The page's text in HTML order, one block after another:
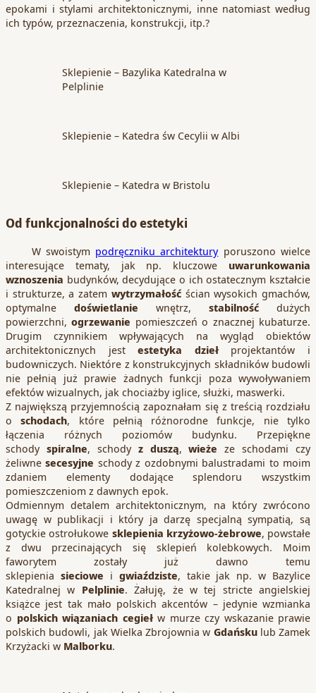
epokami i stylami architektonicznymi, inne natomiast według
ich typów, przeznaczenia, konstrukcji, itp.?
Sklepienie – Bazylika Katedralna w
Pelplinie
Sklepienie – Katedra św Cecylii w Albi
Sklepienie – Katedra w Bristolu
Od funkcjonalności do estetyki
W swoistym podręczniku architekturyporuszono wielce
interesujące tematy, jak np. kluczowe uwarunkowania
wznoszenia budynków, decydujące o ich ostatecznym kształcie
i strukturze, a zatem wytrzymałość ścian wysokich gmachów,
optymalne doświetlanie wnętrz, stabilność dużych
powierzchni,ogrzewanie pomieszczeń o znacznej kubaturze.
Drugim czynnikiem wpływających na wygląd obiektów
architektonicznych jestestetyka dziełprojektantów i
budowniczych. Niektóre z konstrukcyjnych składników budowli
nie pełnią już prawie żadnych funkcji poza wywoływaniem
efektów wizualnych, jak chociażby iglice, służki, maswerki.
Z największą przyjemnością zapoznałam się z treścią rozdziału
oschodach, które pełnią różnorodne funkcje, nie tylko
łączenia różnych poziomów budynku. Przepiękne
schody spiralne, schody z duszą,wieżeze schodami czy
żeliwnesecesyjne schody z ozdobnymi balustradami to moim
zdaniem elementy dodające splendoru wszystkim
pomieszczeniom z dawnych epok.
Odmiennym detalem architektonicznym, na który zwrócono
uwagę w publikacji i który ja darzę specjalną sympatią, są
gotyckie ostrołukowe sklepienia krzyżowo-żebrowe, powstałe
z dwu przecinających się sklepień kolebkowych. Moim
faworytem zostały już dawno temu
sklepienia sieciowe i gwiaździste, takie jak np. w Bazylice
Katedralnej w Pelplinie. Żałuję, że w tej stricte angielskiej
książce jest tak mało polskich akcentów – jedynie wzmianka
o polskich wiązaniach cegieł w murze czy wskazanie prawie
polskich budowli, jak Wielka Zbrojownia w Gdańsku lub Zamek
Krzyżacki w Malborku.